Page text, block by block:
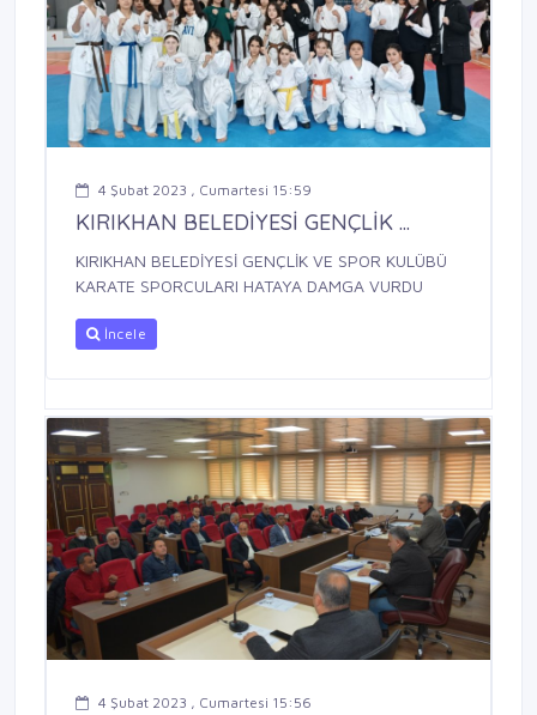
4 Şubat 2023 , Cumartesi 15:59
KIRIKHAN BELEDİYESİ GENÇLİK ...
KIRIKHAN BELEDİYESİ GENÇLİK VE SPOR KULÜBÜ
KARATE SPORCULARI HATAYA DAMGA VURDU
İncele
4 Şubat 2023 , Cumartesi 15:56